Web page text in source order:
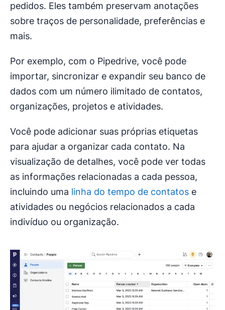
pedidos. Eles também preservam anotações
sobre traços de personalidade, preferências e
mais.
Por exemplo, com o Pipedrive, você pode
importar, sincronizar e expandir seu banco de
dados com um número ilimitado de contatos,
organizações, projetos e atividades.
Você pode adicionar suas próprias etiquetas
para ajudar a organizar cada contato. Na
visualização de detalhes, você pode ver todas
as informações relacionadas a cada pessoa,
incluindo uma linha do tempo de contatos e
atividades ou negócios relacionados a cada
indivíduo ou organização.